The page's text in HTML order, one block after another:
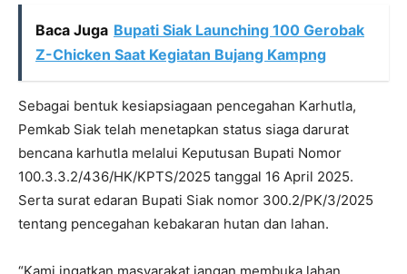
Baca Juga Bupati Siak Launching 100 Gerobak
Z-Chicken Saat Kegiatan Bujang Kampng
Sebagai bentuk kesiapsiagaan pencegahan Karhutla,
Pemkab Siak telah menetapkan status siaga darurat
bencana karhutla melalui Keputusan Bupati Nomor
100.3.3.2/436/HK/KPTS/2025 tanggal 16 April 2025.
Serta surat edaran Bupati Siak nomor 300.2/PK/3/2025
tentang pencegahan kebakaran hutan dan lahan.